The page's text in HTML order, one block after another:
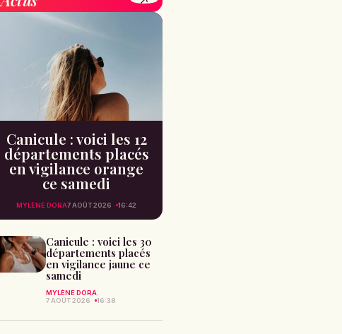
Canicule : voici les 12
départements placés
en vigilance orange
ce samedi
MYLÈNE DORA7 AOÛT 2026 16:42
Canicule : voici les 30
départements placés
en vigilance jaune ce
samedi
MYLÈNE DORA
7 AOÛT 2026
16:38